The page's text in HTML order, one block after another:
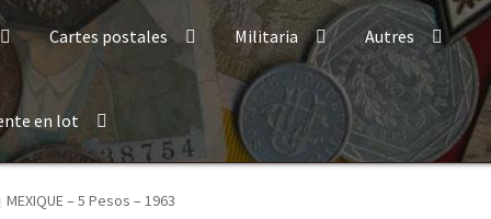
Cartes postales Militaria Autres
en lot
MEXIQUE – 5 Pesos – 1963